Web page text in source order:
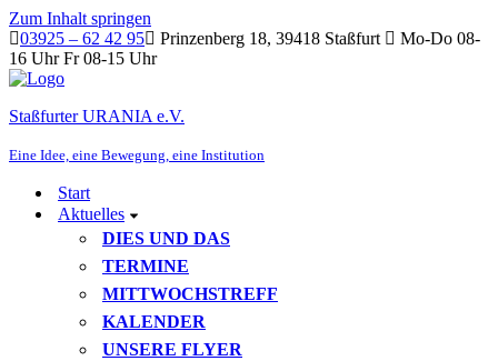
Zum Inhalt springen
03925 – 62 42 95
Prinzenberg 18, 39418 Staßfurt
Mo-Do 08-
16 Uhr Fr 08-15 Uhr
Staßfurter URANIA e.V.
Eine Idee, eine Bewegung, eine Institution
Start
Aktuelles
DIES UND DAS
TERMINE
MITTWOCHSTREFF
KALENDER
UNSERE FLYER